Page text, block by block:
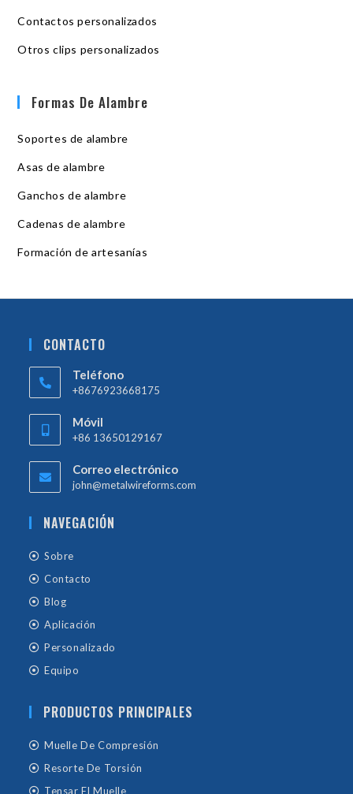
Contactos personalizados
Otros clips personalizados
Formas De Alambre
Soportes de alambre
Asas de alambre
Ganchos de alambre
Cadenas de alambre
Formación de artesanías
CONTACTO
Teléfono
+8676923668175
Móvil
+86 13650129167
Correo electrónico
john@metalwireforms.com
NAVEGACIÓN
Sobre
Contacto
Blog
Aplicación
Personalizado
Equipo
PRODUCTOS PRINCIPALES
Muelle De Compresión
Resorte De Torsión
Tensar El Muelle